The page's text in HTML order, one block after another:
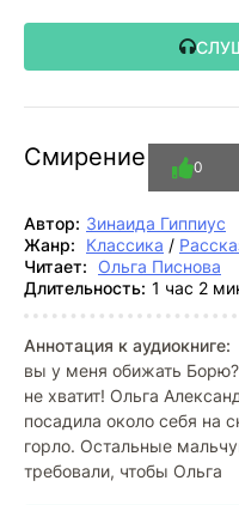
Смирение 0
Автор: Зинаида Гиппиус
Жанр:
Классика /
Читает: Ольга Писнова
Длительность: 1 час 2
Аннотация к аудиокниге:
вы у меня обижать
не хватит! Ольга
посадила около себя на
горло. Остальные
требовали, чтобы Ольга